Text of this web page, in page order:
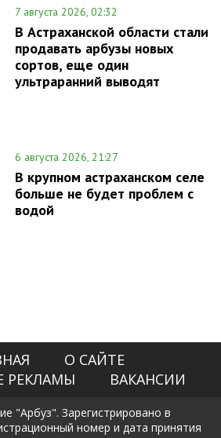
7 августа 2026, 02:32
В Астраханской области стали
продавать арбузы новых
сортов, еще один
ультраранний выводят
6 августа 2026, 21:27
В крупном астраханском селе
больше не будет проблем с
водой
О САЙТЕ
РЕКЛАМЫ
ВАКАНСИИ
"Арбуз". Зарегистрировано в
номер и дата принятия